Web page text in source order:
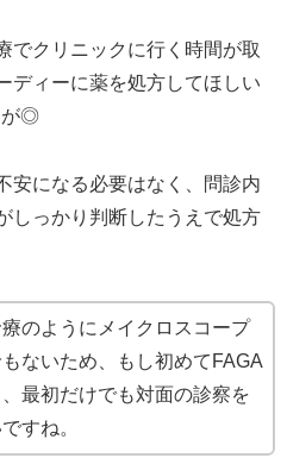
でクリニックに行く時間が取
ディーに薬を処方してほしい
が◎
安になる必要はなく、問診内
しっかり判断したうえで処方
のようにメイクロスコープ
ないため、もし初めてFAGA
最初だけでも対面の診察を
すね。